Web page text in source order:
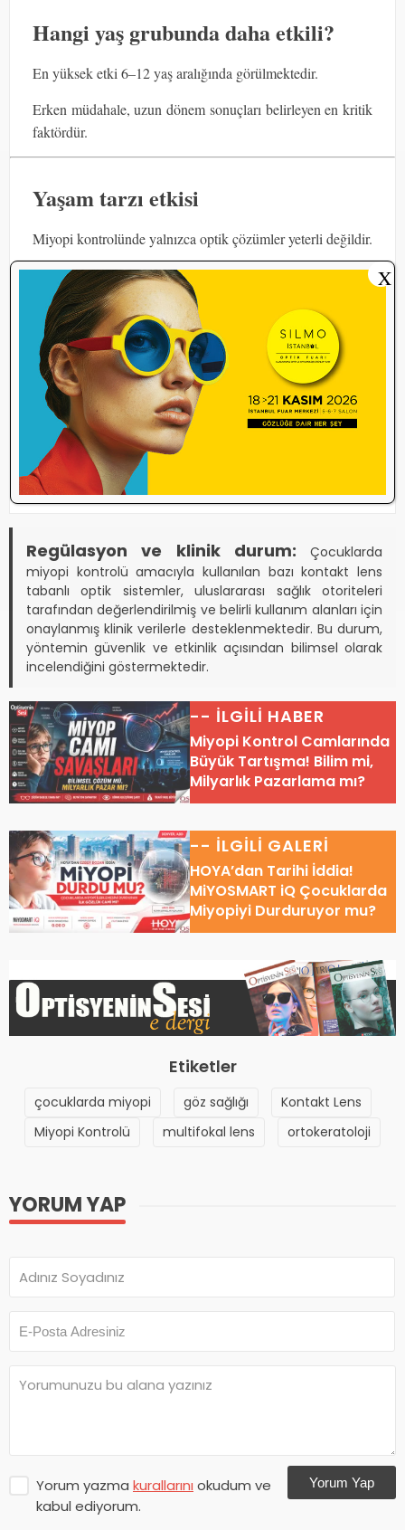
Hangi yaş grubunda daha etkili?
En yüksek etki 6–12 yaş aralığında görülmektedir.
Erken müdahale, uzun dönem sonuçları belirleyen en kritik
faktördür.
Yaşam tarzı etkisi
Miyopi kontrolünde yalnızca optik çözümler yeterli değildir.
Günlük açık hava süresi, ekran kullanımı ve yakın çalışma
alışkanlıkları tedavi başarısını doğrudan etkiler.
Kontakt lensler artık yalnızca görmeyi düzeltmek için
değil, miyopi ilerlemesini yavaşlatmaya yönelik aktif
bir optik araç olarak değerlendirilmektedir.
Miyopi kontrolü, tek bir cihaz değil; optik
teknoloji + yaşam tarzı yönetiminin birleşimidir.
Regülasyon ve klinik durum: Çocuklarda
miyopi kontrolü amacıyla kullanılan bazı kontakt lens
tabanlı optik sistemler, uluslararası sağlık otoriteleri
tarafından değerlendirilmiş ve belirli kullanım alanları için
onaylanmış klinik verilerle desteklenmektedir. Bu durum,
yöntemin güvenlik ve etkinlik açısından bilimsel olarak
incelendiğini göstermektedir.
-- İLGİLİ HABER
Miyopi Kontrol Camlarında
Büyük Tartışma! Bilim mi,
Milyarlık Pazarlama mı?
-- İLGİLİ GALERİ
HOYA’dan Tarihi İddia!
MiYOSMART iQ Çocuklarda
Miyopiyi Durduruyor mu?
Etiketler
çocuklarda miyopi göz sağlığı
Kontakt Lens
Miyopi Kontrolü
multifokal lens ortokeratoloji
YORUM YAP
Yorum yazma kurallarını okudum ve
kabul ediyorum.
Yorum Yap
X